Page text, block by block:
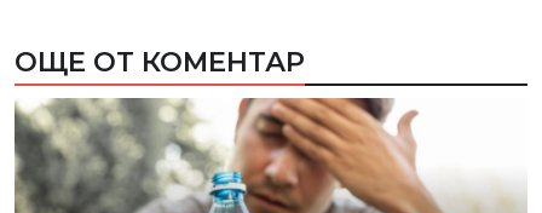
ОЩЕ ОТ КОМЕНТАР